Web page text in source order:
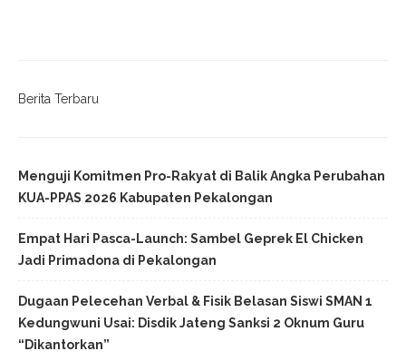
Berita Terbaru
Menguji Komitmen Pro-Rakyat di Balik Angka Perubahan
KUA-PPAS 2026 Kabupaten Pekalongan
Empat Hari Pasca-Launch: Sambel Geprek El Chicken
Jadi Primadona di Pekalongan
Dugaan Pelecehan Verbal & Fisik Belasan Siswi SMAN 1
Kedungwuni Usai: Disdik Jateng Sanksi 2 Oknum Guru
“Dikantorkan”